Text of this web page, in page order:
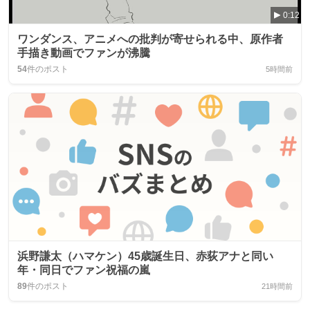
0:12
ワンダンス、アニメへの批判が寄せられる中、原作者
手描き動画でファンが沸騰
54件のポスト 5時間前
浜野謙太（ハマケン）45歳誕生日、赤荻アナと同い
年・同日でファン祝福の嵐
89件のポスト 21時間前